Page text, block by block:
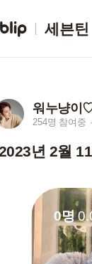
세븐틴
워누냥이
254명 참여중
년 2월
0명